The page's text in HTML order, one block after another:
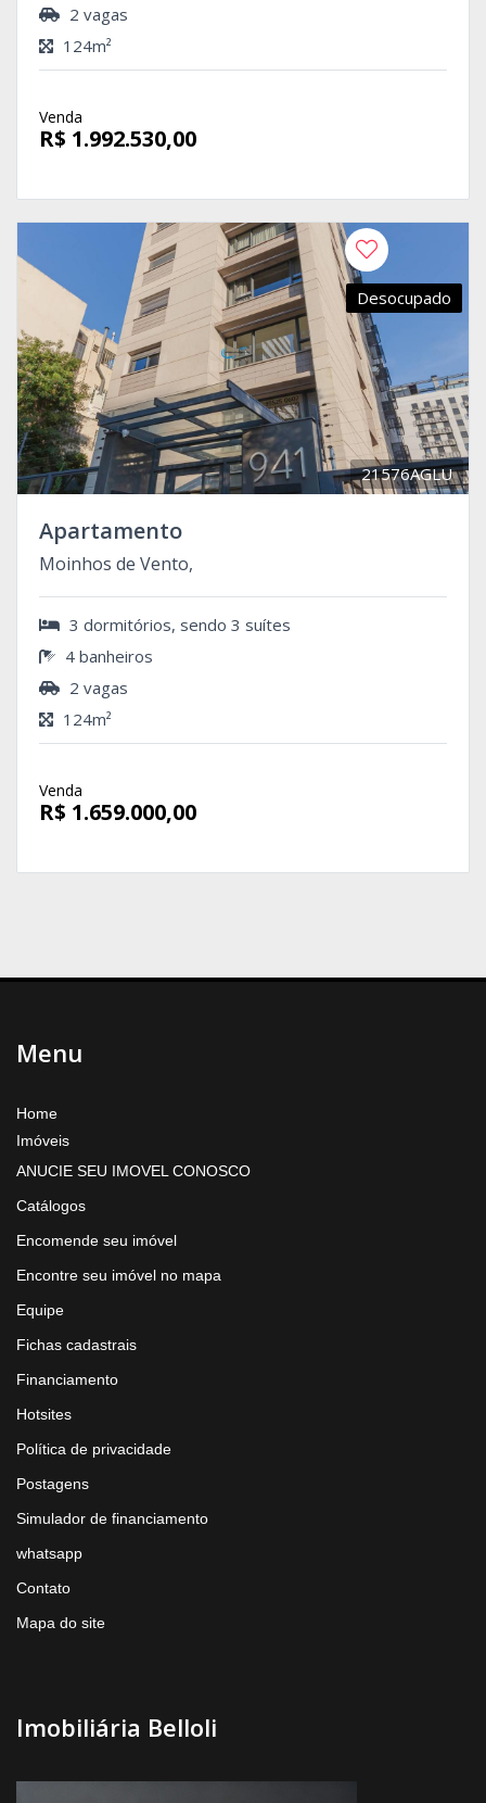
2 vagas
124m²
Venda
R$ 1.992.530,00
Desocupado
21576AGLU
Apartamento
Moinhos de Vento,
3 dormitórios, sendo 3 suítes
4 banheiros
2 vagas
124m²
Venda
R$ 1.659.000,00
Menu
Home
Imóveis
ANUCIE SEU IMOVEL CONOSCO
Catálogos
Encomende seu imóvel
Encontre seu imóvel no mapa
Equipe
Fichas cadastrais
Financiamento
Hotsites
Política de privacidade
Postagens
Simulador de financiamento
whatsapp
Contato
Mapa do site
Imobiliária Belloli